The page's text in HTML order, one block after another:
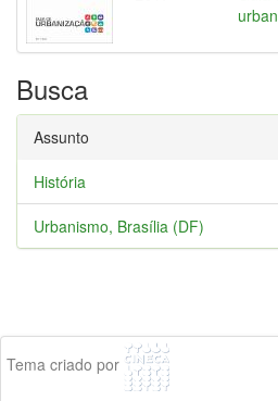
Busca
Assunto
História
Urbanismo, Brasília (DF)
Tema criado por